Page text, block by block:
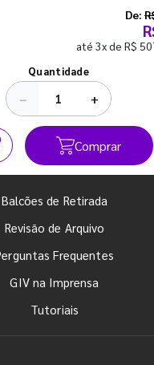
De:
até 3x de R$
Quantidade
− +
Comprar
Balcões de Retirada
Revisão de Arquivo
Frequentes
GIV na Imprensa
Tutoriais